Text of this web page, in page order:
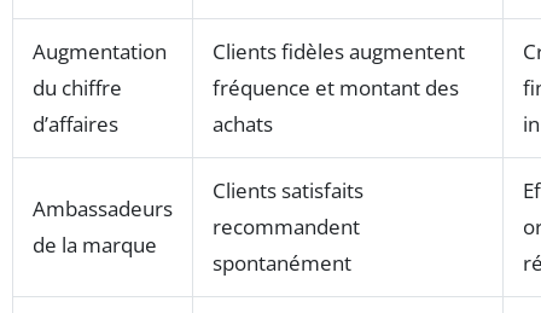
Augmentation
du chiffre
d’affaires
Clients fidèles augmentent
fréquence et montant des
achats
Ambassadeurs
de la marque
Clients satisfaits
recommandent
spontanément